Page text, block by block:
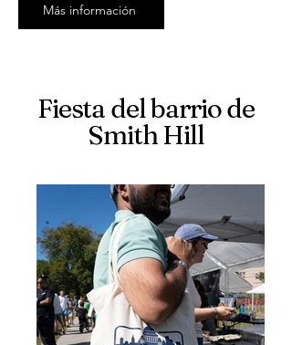
Más información
Fiesta del barrio de
Smith Hill